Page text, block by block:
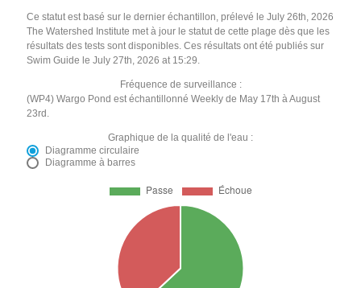
Ce statut est basé sur le dernier échantillon, prélevé le July 26th, 2026
The Watershed Institute met à jour le statut de cette plage dès que les
résultats des tests sont disponibles. Ces résultats ont été publiés sur
Swim Guide le July 27th, 2026 at 15:29.
Fréquence de surveillance :
(WP4) Wargo Pond est échantillonné Weekly de May 17th à August
23rd.
Graphique de la qualité de l'eau :
Diagramme circulaire
Diagramme à barres